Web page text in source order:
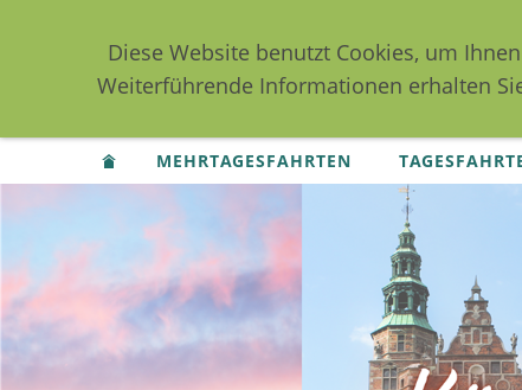
MEHRTAGESFAHRTEN
Diese Website benutzt Cookies, um
Weiterführende Informationen erhalten